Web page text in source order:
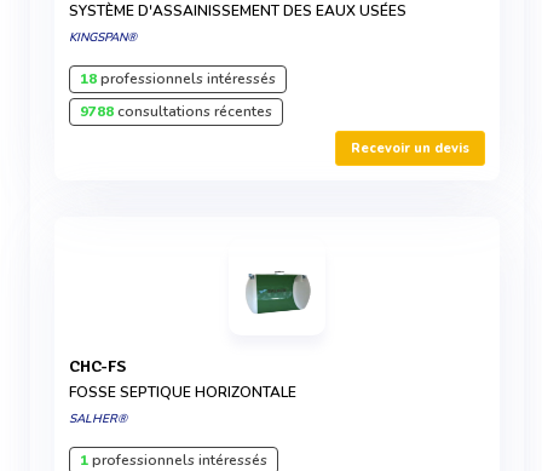
SYSTÈME D'ASSAINISSEMENT DES EAUX USÉES
KINGSPAN®
18professionnels intéressés
9788consultations récentes
Recevoir un devis
CHC-FS
FOSSE SEPTIQUE HORIZONTALE
SALHER®
1professionnels intéressés